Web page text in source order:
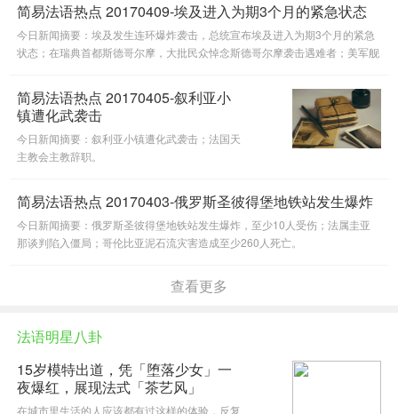
简易法语热点 20170409-埃及进入为期3个月的紧急状态
今日新闻摘要：埃及发生连环爆炸袭击，总统宣布埃及进入为期3个月的紧急
状态；在瑞典首都斯德哥尔摩，大批民众悼念斯德哥尔摩袭击遇难者；美军舰
简易法语热点 20170405-叙利亚小
镇遭化武袭击
今日新闻摘要：叙利亚小镇遭化武袭击；法国天
主教会主教辞职。
简易法语热点 20170403-俄罗斯圣彼得堡地铁站发生爆炸
今日新闻摘要：俄罗斯圣彼得堡地铁站发生爆炸，至少10人受伤；法属圭亚
那谈判陷入僵局；哥伦比亚泥石流灾害造成至少260人死亡。
查看更多
法语明星八卦
15岁模特出道，凭「堕落少女」一
夜爆红，展现法式「茶艺风」
在城市里生活的人应该都有过这样的体验，反复